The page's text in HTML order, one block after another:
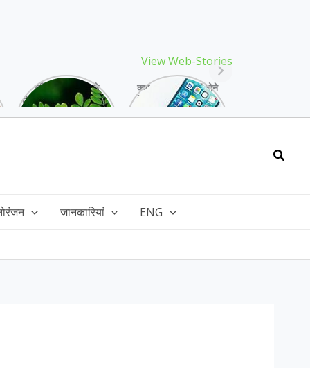
View Web-Stories
गर्मियों में मिलने वाले
drumstick गुणों की खान
क्या storage full होने
के बाद मोबाइल हो रहा है
जानकारियां ENG